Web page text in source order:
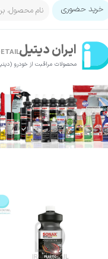
ایران‌ دیتیل
محصولات مراقبت از خودرو
حساب کاربری من
تغییر گذر واژه
خروج از حساب کاربری
خرید حضوری